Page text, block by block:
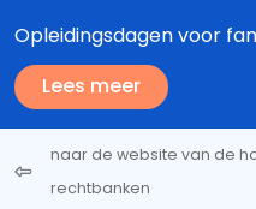
Opleidingsdagen voor
Lees meer
naar de website van de
rechtbanken